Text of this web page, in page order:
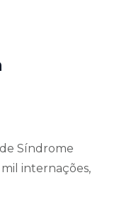
Síndrome
mil internações,